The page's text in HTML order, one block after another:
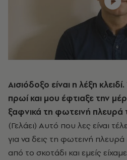
Αισιόδοξο είναι η λέξη
πρωί και μου έφτιαξε την
ξαφνικά τη φωτεινή πλευρά
(Γελάει) Αυτό που λες είναι
για να δεις τη φωτεινή πλευρά
από το σκοτάδι και εμείς